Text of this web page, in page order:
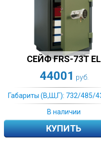
СЕЙФ FRS-73Т ЕL
44001 руб.
Габариты (В,Ш,Г): 732/485/
В наличии
КУПИТЬ